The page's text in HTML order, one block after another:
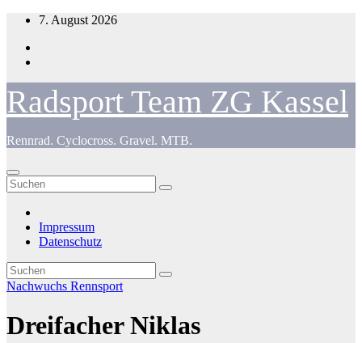
Zum
springen
7. August 2026
Radsport Team ZG Kassel
Rennrad. Cyclocross. Gravel. MTB.
Impressum
Datenschutz
Nachwuchs Rennsport
Dreifacher Niklas